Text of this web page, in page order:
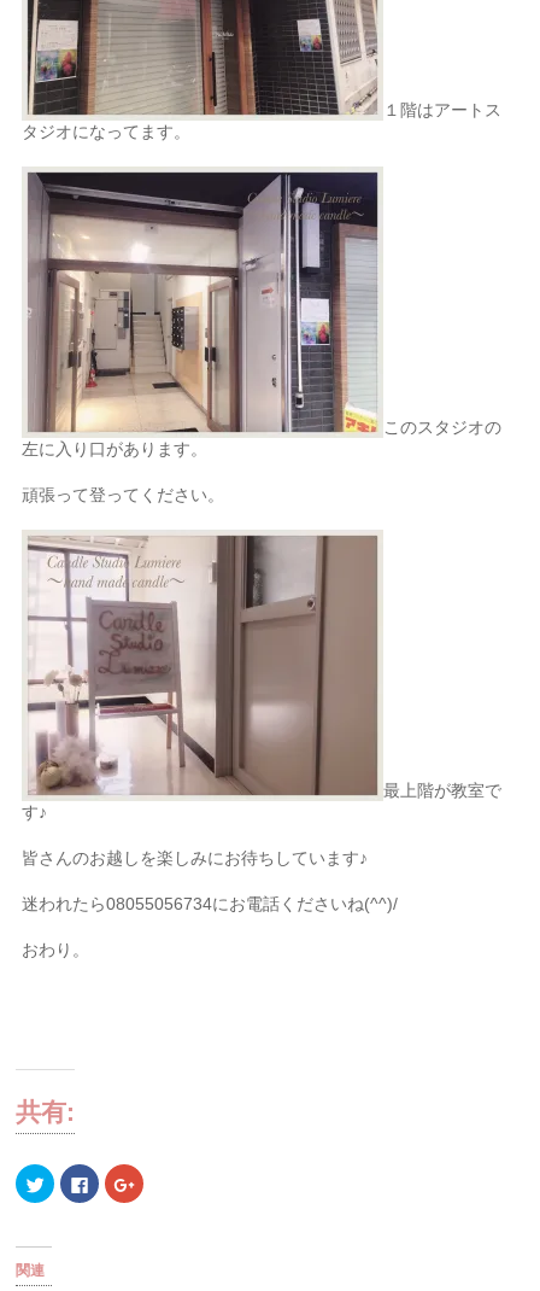
１階はアートス
タジオになってます。
このスタジオの
左に入り口があります。
頑張って登ってください。
最上階が教室で
す♪
皆さんのお越しを楽しみにお待ちしています♪
迷われたら08055056734にお電話くださいね(^^)/
おわり。
共有:
ク
リ
て
で
Facebook
で
ク
リ
関連